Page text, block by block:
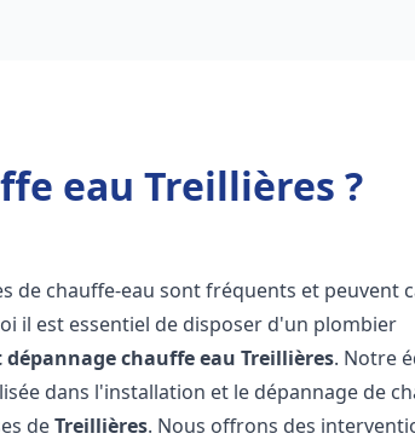
eau Treillières ?
de chauffe-eau sont fréquents et peuvent
il est essentiel de disposer d'un plombier
chauffe eau Treillières. Notre
dans l'installation et le dépannage de
deTreillières. Nous offrons des